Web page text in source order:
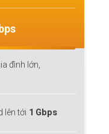
đình lớn,
lên tới 1 Gbps